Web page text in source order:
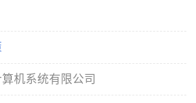
机系统有限公司